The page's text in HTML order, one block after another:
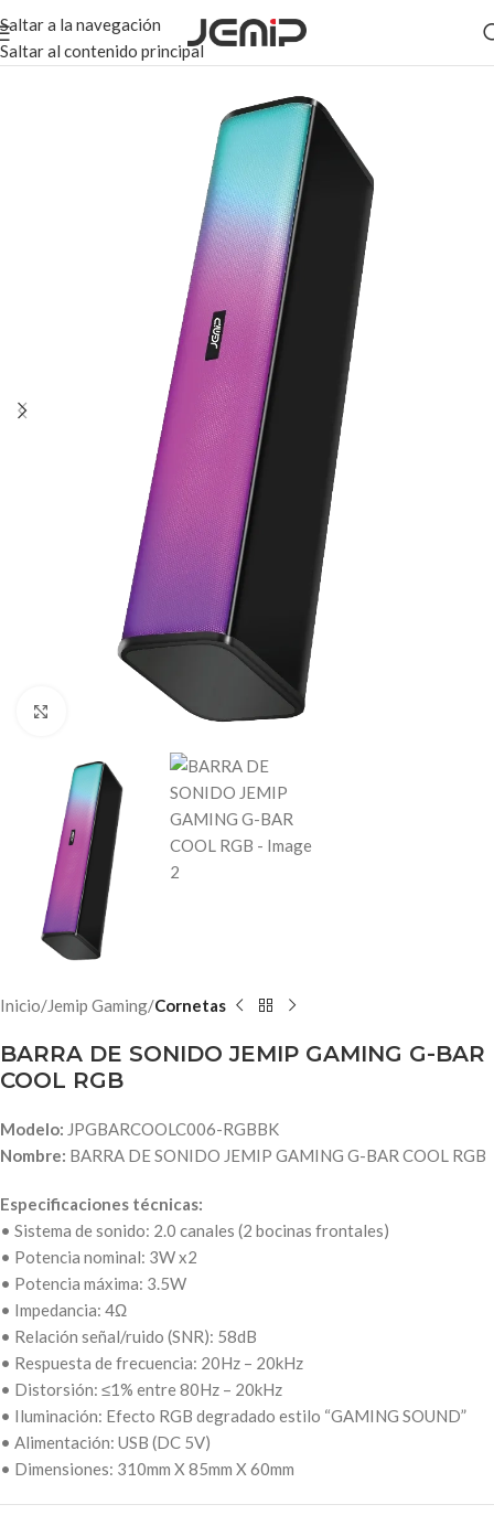
Saltar a la navegación
Saltar al contenido principal
Haga clic para ampliar
Inicio Jemip Gaming Cornetas
BARRA DE SONIDO JEMIP GAMING G-BAR
COOL RGB
Modelo: JPGBARCOOLC006-RGBBK
Nombre: BARRA DE SONIDO JEMIP GAMING G-BAR COOL RGB
Especificaciones técnicas:
• Sistema de sonido: 2.0 canales (2 bocinas frontales)
• Potencia nominal: 3W x2
• Potencia máxima: 3.5W
• Impedancia: 4Ω
• Relación señal/ruido (SNR): 58dB
• Respuesta de frecuencia: 20Hz – 20kHz
• Distorsión: ≤1% entre 80Hz – 20kHz
• Iluminación: Efecto RGB degradado estilo “GAMING SOUND”
• Alimentación: USB (DC 5V)
• Dimensiones: 310mm X 85mm X 60mm